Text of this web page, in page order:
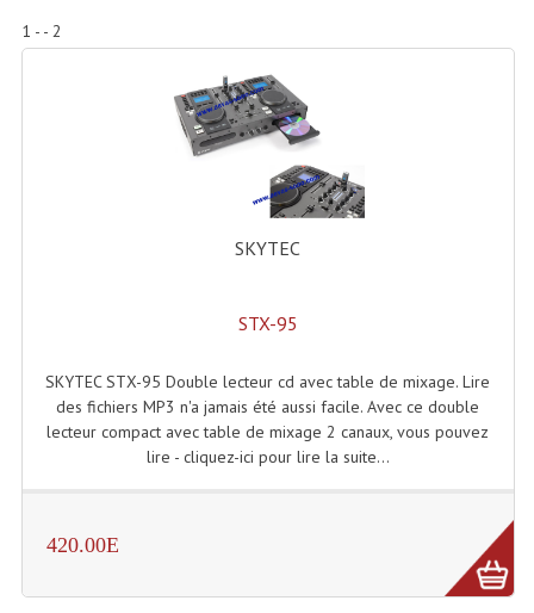
Pieds D'enceintes
Selecteurs Audio Vidéo
Amplificateurs
Amplificateurs Multi-Canaux
Egaliseur Egaliseurs
Enceintes Et Caissons Basses
Enceintes, Système Amplifiés
1 - - 2
SKYTEC
STX-95
SKYTEC STX-95 Double lecteur cd avec table de mixage. Lire
des fichiers MP3 n'a jamais été aussi facile. Avec ce double
lecteur compact avec table de mixage 2 canaux, vous pouvez
lire - cliquez-ici pour lire la suite...
420.00E